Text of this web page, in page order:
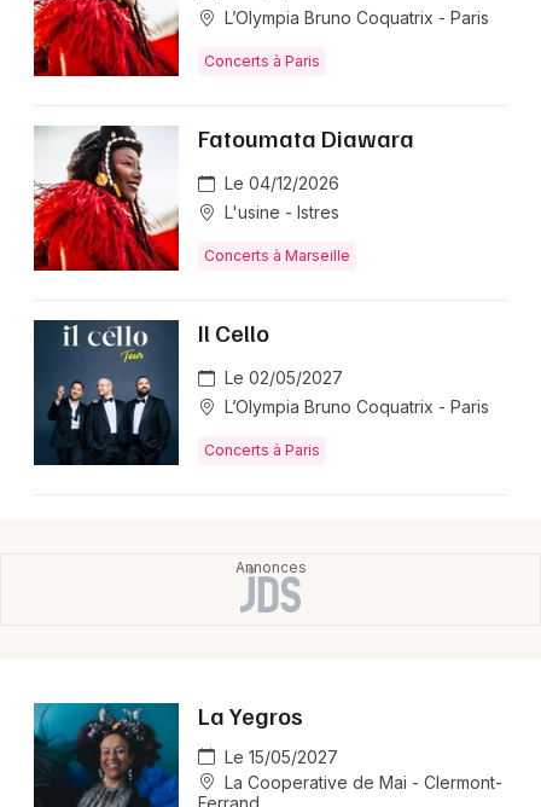
L’Olympia Bruno Coquatrix - Paris
Concerts à Paris
Fatoumata Diawara
Le 04/12/2026
L'usine - Istres
Concerts à Marseille
Il Cello
Le 02/05/2027
L’Olympia Bruno Coquatrix - Paris
Concerts à Paris
La Yegros
Le 15/05/2027
La Cooperative de Mai - Clermont-
Ferrand